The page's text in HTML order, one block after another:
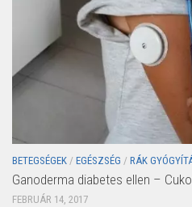
BETEGSÉGEK / EGÉSZSÉG / RÁK
Ganoderma diabetes ellen –
FEBRUÁR 14, 2017